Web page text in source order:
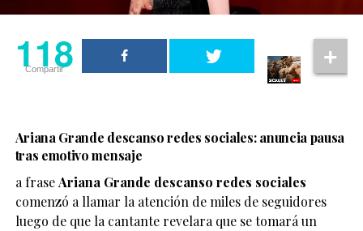
118
Compartir
Ariana Grande descanso redes sociales: anuncia pausa
tras emotivo mensaje
a fraseAriana Grande descanso redes sociales
comenzó a llamar la atención de miles de seguidores
luego de que la cantante revelara que se tomará un